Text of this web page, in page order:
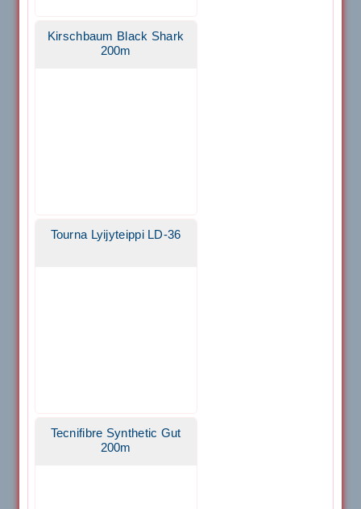
Kirschbaum Black Shark
200m
Tourna Lyijyteippi LD-36
Tecnifibre Synthetic Gut
200m